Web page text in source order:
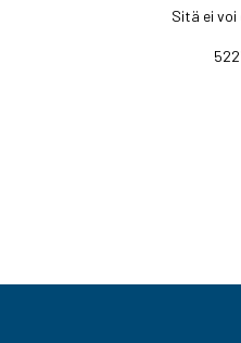
Sitä ei